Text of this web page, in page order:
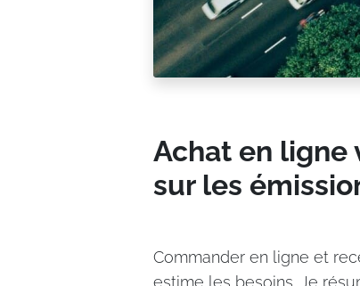
Achat en ligne
sur les
Commander en ligne et
estime les besoins. Je